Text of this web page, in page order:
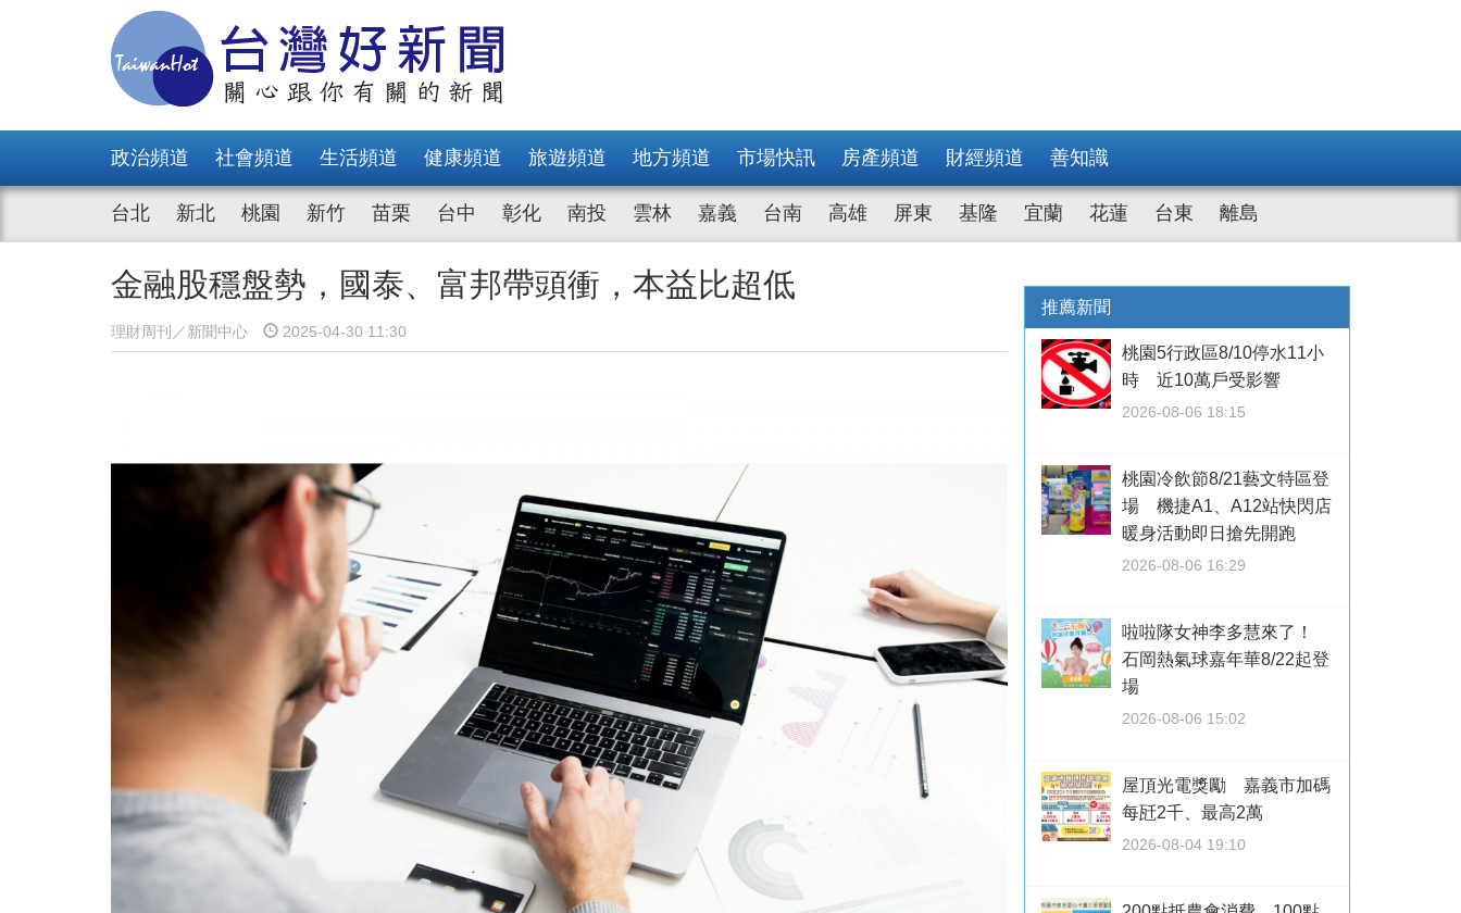
政治頻道 社會頻道 生活頻道 健康頻道 旅遊頻道 地方頻道 市場快訊 房產頻道 財經頻道 善知識
台北 新北 桃園 新竹 苗栗 台中 彰化 南投 雲林 嘉義 台南 高雄 屏東 基隆 宜蘭 花蓮 台東 離島
金融股穩盤勢，國泰、富邦帶頭衝，本益比超低
理財周刊／新聞中心 2025-04-30 11:30
推薦新聞
桃園5行政區8/10停水11小
時 近10萬戶受影響
2026-08-06 18:15
桃園冷飲節8/21藝文特區登
場 機捷A1、A12站快閃店
暖身活動即日搶先開跑
2026-08-06 16:29
啦啦隊女神李多慧來了！
石岡熱氣球嘉年華8/22起登
場
2026-08-06 15:02
屋頂光電獎勵 嘉義市加碼
每瓩2千、最高2萬
2026-08-04 19:10